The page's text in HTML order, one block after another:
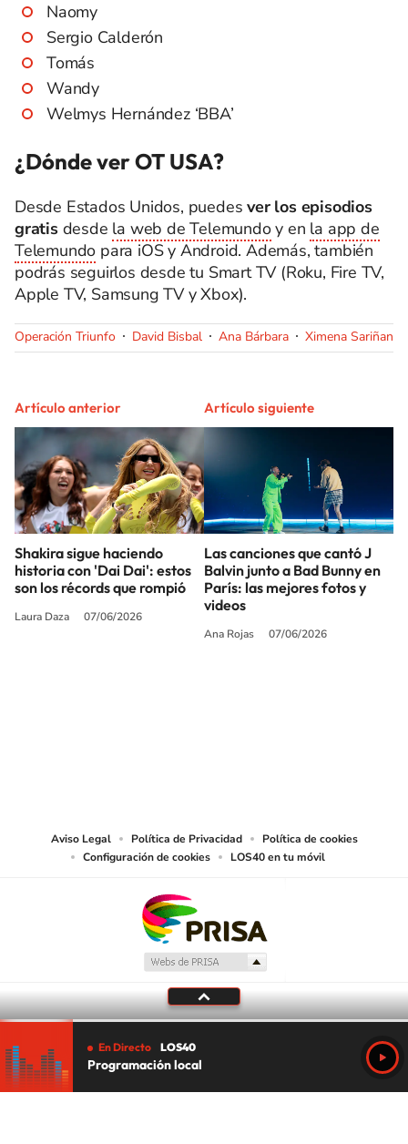
Naomy
Sergio Calderón
Tomás
Wandy
Welmys Hernández ‘BBA’
¿Dónde ver OT USA?
Desde Estados Unidos, puedesver los episodios
gratisdesde la web de Telemundoy en la app de
Telemundo para iOS y Android. Además, también
podrás seguirlos desde tu Smart TV (Roku, Fire TV,
Apple TV, Samsung TV y Xbox).
Operación Triunfo David Bisbal Ana Bárbara Ximena Sariñana
Artículo anterior
Shakira sigue haciendo
historia con 'Dai Dai': estos
son los récords que rompió
Laura Daza 07/06/2026
Artículo siguiente
Las canciones que cantó J
Balvin junto a Bad Bunny en
París: las mejores fotos y
videos
Ana Rojas 07/06/2026
Aviso Legal Política de Privacidad
Política de cookies
Configuración de cookies
LOS40 en tu móvil
En Directo LOS40
Programación local